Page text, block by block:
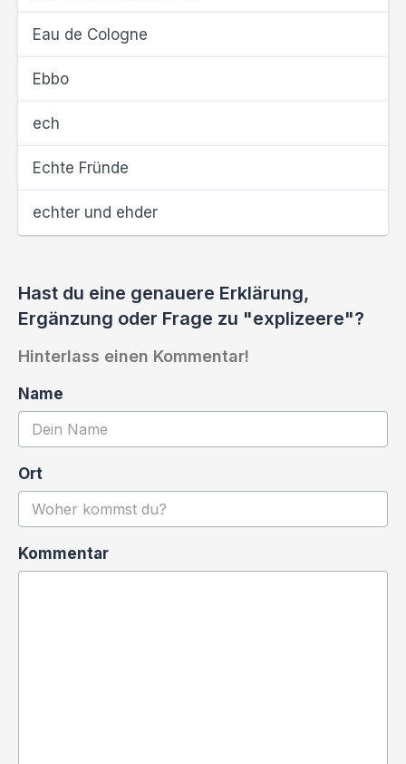
Eau de Cologne
Ebbo
ech
Echte Fründe
echter und ehder
Hast du eine genauere Erklärung,
Ergänzung oder Frage zu "explizeere"?
Hinterlass einen Kommentar!
Name
Ort
Kommentar